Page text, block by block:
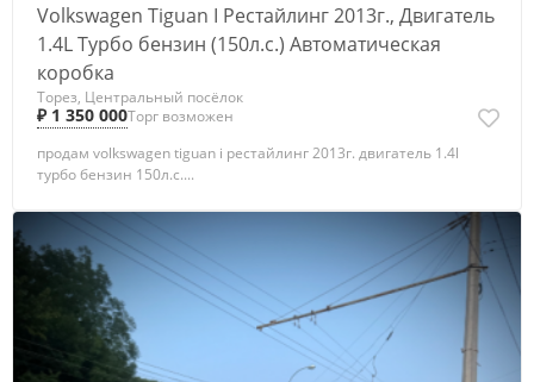
Volkswagen Tiguan I Рестайлинг 2013г., Двигатель
1.4L Турбо бензин (150л.с.) Автоматическая
коробка
Торез, Центральный посёлок
₽ 1 350 000Торг возможен
продам volkswagen tiguan i рестайлинг 2013г. двигатель 1.4l
турбо бензин 150л.с....